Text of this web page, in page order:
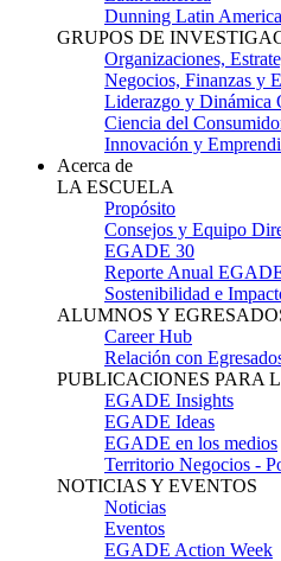
Dunning Latin
GRUPOS DE
Organizaciones,
Negocios, Finanzas y
Liderazgo y Dinámica
Ciencia del
Innovación y
Acerca de
LA ESCUELA
Propósito
Consejos y Equipo
EGADE 30
Reporte Anual
Sostenibilidad e
ALUMNOS Y
Career Hub
Relación con
PUBLICACIONES PARA
EGADE Insights
EGADE Ideas
EGADE en los medios
Territorio Negocios -
NOTICIAS Y EVENTOS
Noticias
Eventos
EGADE Action Week